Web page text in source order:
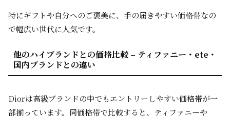
特にギフトや自分へのご褒美に、手の届きやすい価格帯なの
で幅広い世代に人気です。
他のハイブランドとの価格比較 – ティファニー・ete・
国内ブランドとの違い
Diorは高級ブランドの中でもエントリーしやすい価格帯が一
部揃っています。同価格帯で比較すると、ティファニーや